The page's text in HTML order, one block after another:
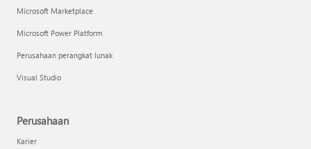
Microsoft Marketplace
Microsoft Power Platform
Perusahaan perangkat lunak
Visual Studio
Perusahaan
Karier